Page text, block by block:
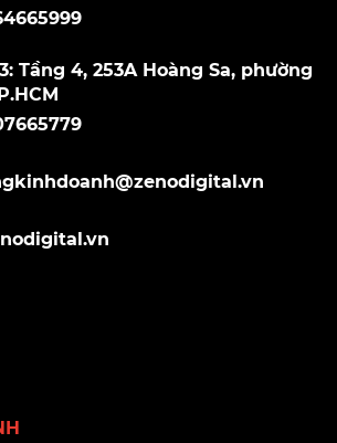
Tầng 4, 253A Hoàng Sa, phường